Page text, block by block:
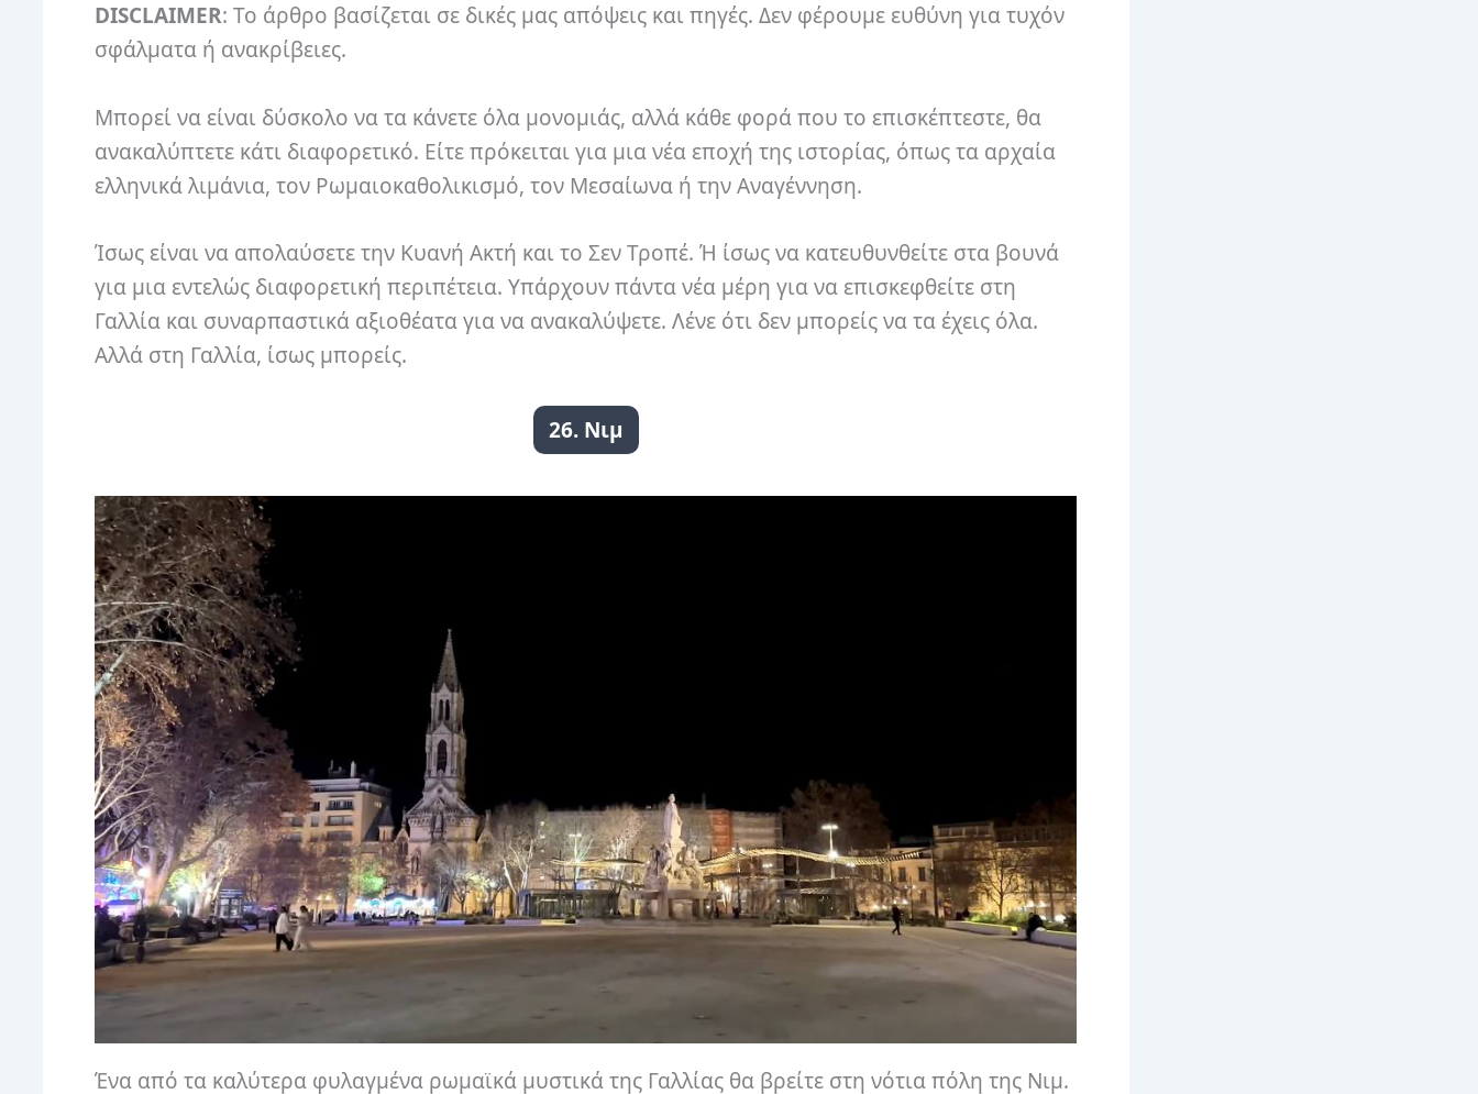
DISCLAIMER: Το άρθρο βασίζεται σε δικές μας απόψεις και πηγές. Δεν φέρουμε ευθύνη για τυχόν
σφάλματα ή ανακρίβειες.
Μπορεί να είναι δύσκολο να τα κάνετε όλα μονομιάς, αλλά κάθε φορά που το επισκέπτεστε, θα
ανακαλύπτετε κάτι διαφορετικό. Είτε πρόκειται για μια νέα εποχή της ιστορίας, όπως τα αρχαία
ελληνικά λιμάνια, τον Ρωμαιοκαθολικισμό, τον Μεσαίωνα ή την Αναγέννηση.
Ίσως είναι να απολαύσετε την Κυανή Ακτή και το Σεν Τροπέ. Ή ίσως να κατευθυνθείτε στα βουνά
για μια εντελώς διαφορετική περιπέτεια. Υπάρχουν πάντα νέα μέρη για να επισκεφθείτε στη
Γαλλία και συναρπαστικά αξιοθέατα για να ανακαλύψετε. Λένε ότι δεν μπορείς να τα έχεις όλα.
Αλλά στη Γαλλία, ίσως μπορείς.
26. Νιμ
Ένα από τα καλύτερα φυλαγμένα ρωμαϊκά μυστικά της Γαλλίας θα βρείτε στη νότια πόλη της Νιμ.